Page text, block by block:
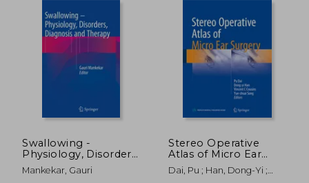
40%
dcto. $ 1.885
40%
dcto.
Swallowing -
Physiology, Disorders,
Diagnosis and
Therapy (en Inglés)
Mankekar, Gauri
Stereo Operative
Atlas of Micro Ear
Surgery (en Inglés)
Dai, Pu ; Han, Dong-Yi ;